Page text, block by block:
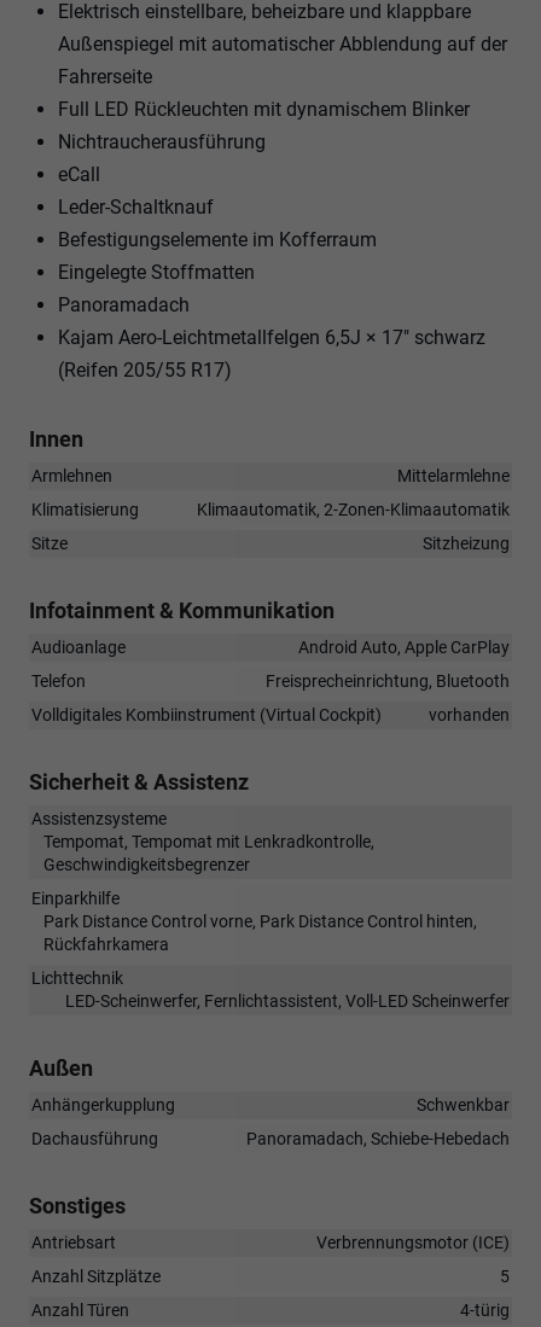
Elektrisch einstellbare, beheizbare und klappbare
Außenspiegel mit automatischer Abblendung auf der
Fahrerseite
Full LED Rückleuchten mit dynamischem Blinker
Nichtraucherausführung
eCall
Leder-Schaltknauf
Befestigungselemente im Kofferraum
Eingelegte Stoffmatten
Panoramadach
Kajam Aero-Leichtmetallfelgen 6,5J × 17" schwarz
(Reifen 205/55 R17)
Innen
Armlehnen
Mittelarmlehne
Klimatisierung
Klimaautomatik, 2-Zonen-Klimaautomatik
Sitze
Sitzheizung
Infotainment & Kommunikation
Audioanlage
Android Auto, Apple CarPlay
Telefon
Freisprecheinrichtung, Bluetooth
Volldigitales Kombiinstrument (Virtual Cockpit)
vorhanden
Sicherheit & Assistenz
Assistenzsysteme
Tempomat, Tempomat mit Lenkradkontrolle,
Geschwindigkeitsbegrenzer
Einparkhilfe
Park Distance Control vorne, Park Distance Control hinten,
Rückfahrkamera
Lichttechnik
LED-Scheinwerfer, Fernlichtassistent, Voll-LED Scheinwerfer
Außen
Anhängerkupplung
Schwenkbar
Dachausführung
Panoramadach, Schiebe-Hebedach
Sonstiges
Antriebsart
Verbrennungsmotor (ICE)
Anzahl Sitzplätze
5
Anzahl Türen
4-türig